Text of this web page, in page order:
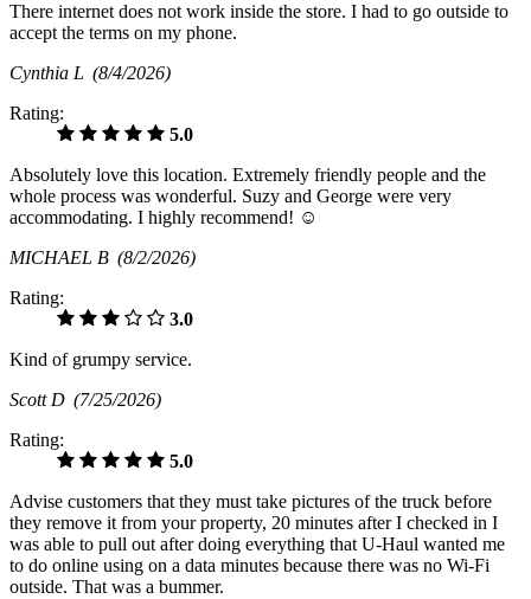
There internet does not work inside the store. I had to go outside to
accept the terms on my phone.
Cynthia L (8/4/2026)
Rating:
5.0
Absolutely love this location. Extremely friendly people and the
whole process was wonderful. Suzy and George were very
accommodating. I highly recommend! ☺️
MICHAEL B (8/2/2026)
Rating:
3.0
Kind of grumpy service.
Scott D (7/25/2026)
Rating:
5.0
Advise customers that they must take pictures of the truck before
they remove it from your property, 20 minutes after I checked in I
was able to pull out after doing everything that U-Haul wanted me
to do online using on a data minutes because there was no Wi-Fi
outside. That was a bummer.